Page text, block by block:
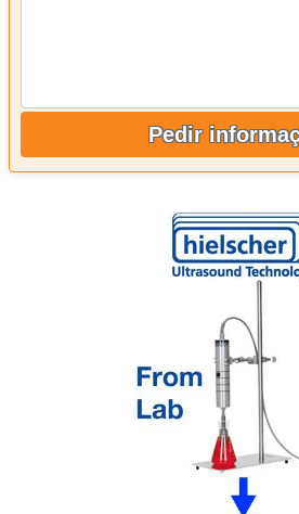
Pedir